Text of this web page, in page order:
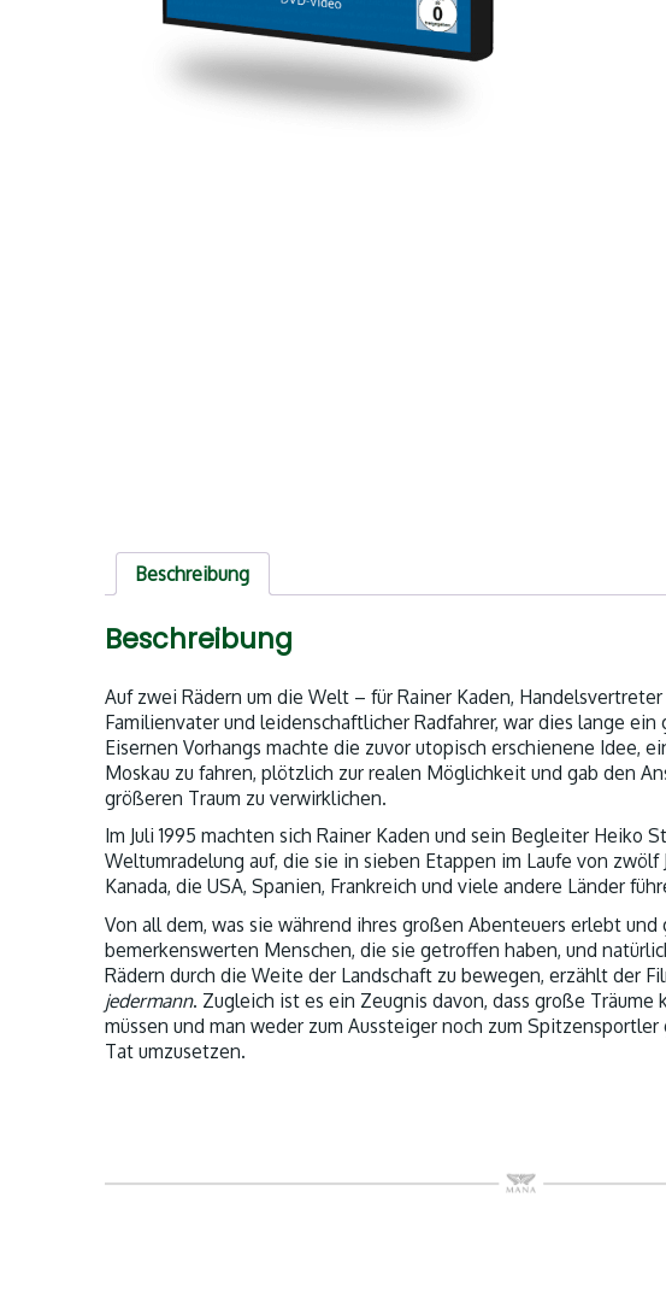
Beschreibung
Beschreibung
Auf zwei Rädern um die Welt – für Rainer Kaden,
Familienvater und leidenschaftlicher Radfahrer, war dies lange ein
Eisernen Vorhangs machte die zuvor utopisch erschienene Idee,
Moskau zu fahren, plötzlich zur realen Möglichkeit und gab den
größeren Traum zu verwirklichen.
Im Juli 1995 machten sich Rainer Kaden und sein Begleiter Heiko
Weltumradelung auf, die sie in sieben Etappen im Laufe von zwölf
Kanada, die USA, Spanien, Frankreich und viele andere Länder
Von all dem, was sie während ihres großen Abenteuers erlebt und
bemerkenswerten Menschen, die sie getroffen haben, und
Rädern durch die Weite der Landschaft zu bewegen, erzählt der
jedermann. Zugleich ist es ein Zeugnis davon, dass große Träume
müssen und man weder zum Aussteiger noch zum
Tat umzusetzen.